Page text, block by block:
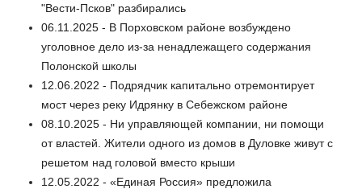
"Вести-Псков" разбирались
06.11.2025 - В Порховском районе возбуждено
уголовное дело из‑за ненадлежащего содержания
Полонской школы
12.06.2022 - Подрядчик капитально отремонтирует
мост через реку Идрянку в Себежском районе
08.10.2025 - Ни управляющей компании, ни помощи
от властей. Жители одного из домов в Дуловке живут с
решетом над головой вместо крыши
12.05.2022 - «Единая Россия» предложила